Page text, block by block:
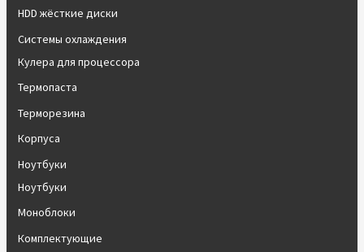
HDD жёсткие диски
Системы охлаждения
Кулера для процессора
Термопаста
Терморезина
Корпуса
Ноутбуки
Ноутбуки
Моноблоки
Комплектующие